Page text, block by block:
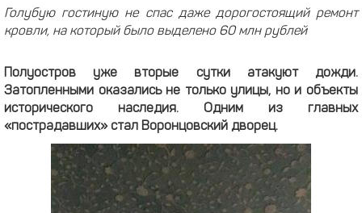
Голубую гостиную не спас даже дорогостоящий ремонт
кровли, на который было выделено 60 млн рублей
Полуостров уже вторые сутки атакуют дожди.
Затопленными оказались не только улицы, но и объекты
исторического наследия. Одним из главных
«пострадавших» стал Воронцовский дворец.